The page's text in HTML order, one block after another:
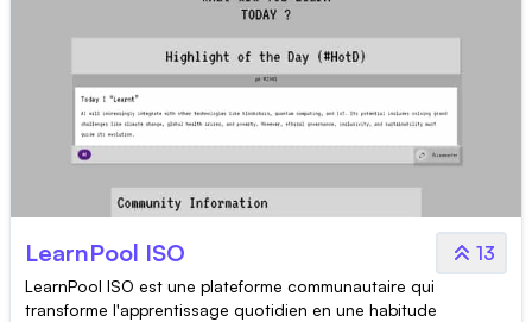
LearnPool ISO 13
LearnPool ISO est une plateforme communautaire qui
transforme l'apprentissage quotidien en une habitude